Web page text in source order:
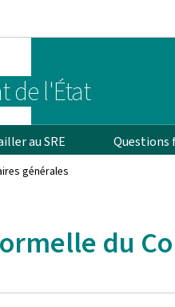
de l'État
au SRE
Questions
générales
du